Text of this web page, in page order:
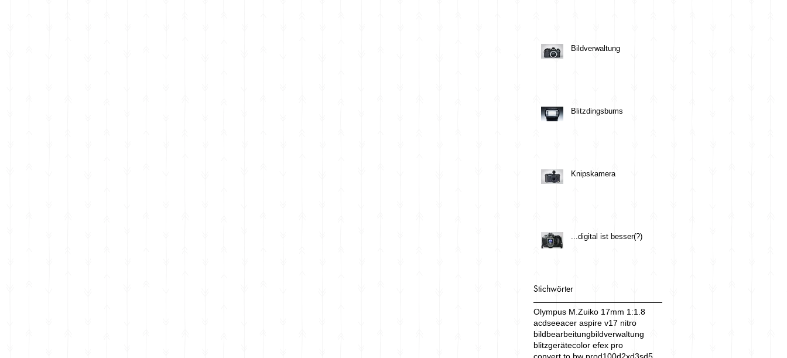
Bildverwaltung
Blitzdingsbums
Knipskamera
...digital ist besser(?)
Stichwörter
Olympus M.Zuiko 17mm 1:1.8
acdseeacer aspire v17 nitro
bildbearbeitungbildverwaltung
blitzgerätecolor efex pro
convert to bw prod100d2xd3sd5